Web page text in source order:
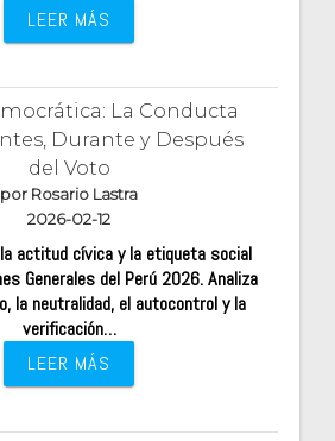
LEER MÁS
La Conducta
Durante y Después
del Voto
por Rosario Lastra
2026-02-12
actitud cívica y la etiqueta social
Generales del Perú 2026. Analiza
la neutralidad, el autocontrol y la
verificación…
LEER MÁS